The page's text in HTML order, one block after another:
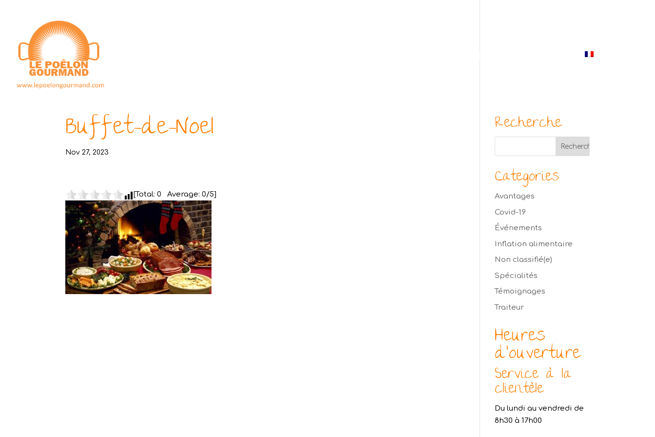
Blogue
Buffet-de-Noel
Nov 27, 2023
[Total:0 Average:0/5]
Recherche
Categories
Avantages
Covid-19
Événements
Inflation alimentaire
Non classifié(e)
Spécialités
Témoignages
Traiteur
Heures
d’ouverture
Service à la
clientèle
Du lundi au vendredi de
8h30 à 17h00